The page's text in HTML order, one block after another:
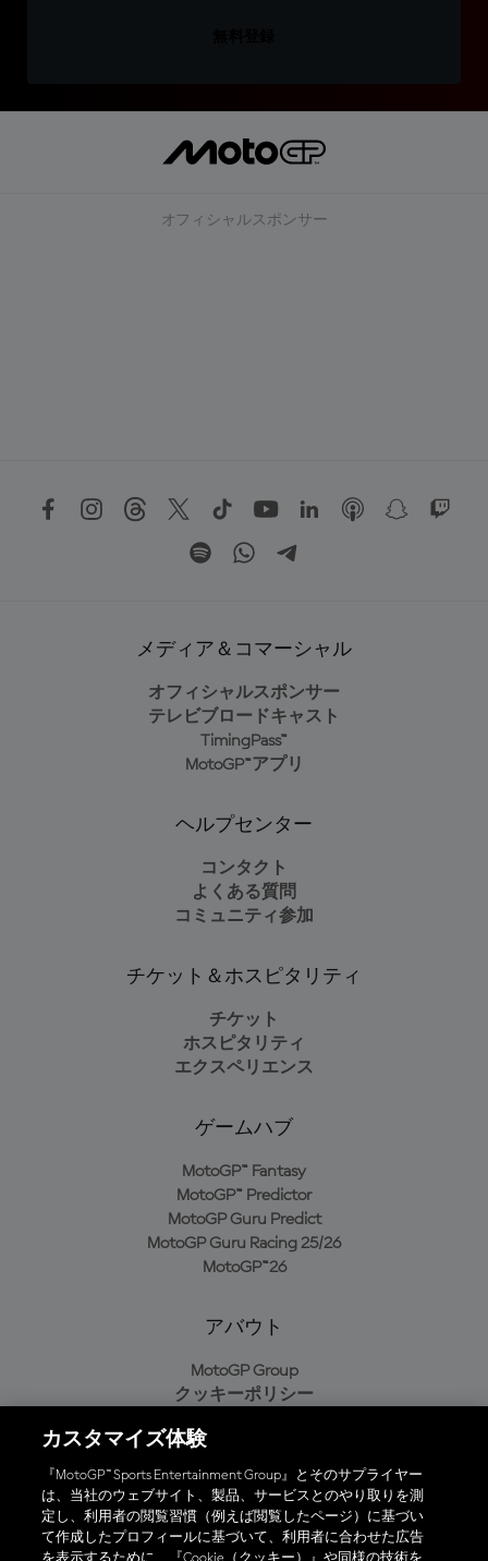
オフィシャルスポンサー
メディア＆コマーシャル
オフィシャルスポンサー
テレビブロードキャスト
TimingPass™
MotoGP™アプリ
ヘルプセンター
コンタクト
よくある質問
コミュニティ参加
チケット＆ホスピタリティ
チケット
ホスピタリティ
エクスペリエンス
ゲームハブ
MotoGP™ Fantasy
MotoGP™ Predictor
MotoGP Guru Predict
MotoGP Guru Racing 25/26
MotoGP™26
アバウト
MotoGP Group
クッキーポリシー
プライバシーポリシー
購入ポリシー
オフィシャルアプリ
カスタマイズ体験
『MotoGP™ Sports Entertainment Group』とそのサプライヤー
は、当社のウェブサイト、製品、サービスとのやり取りを測
定し、利用者の閲覧習慣（例えば閲覧したページ）に基づい
て作成したプロフィールに基づいて、利用者に合わせた広告